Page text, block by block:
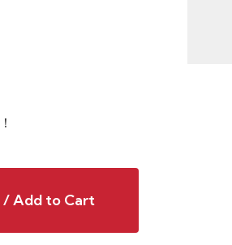
/ Add to Cart